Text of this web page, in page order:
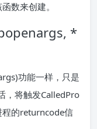
数来创建。
*
功能一样，只是
，将触发CalledPro
程的returncode信